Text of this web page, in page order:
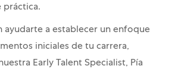
práctica.
ayudarte a establecer un enfoque
iniciales de tu carrera,
Early Talent Specialist, Pía